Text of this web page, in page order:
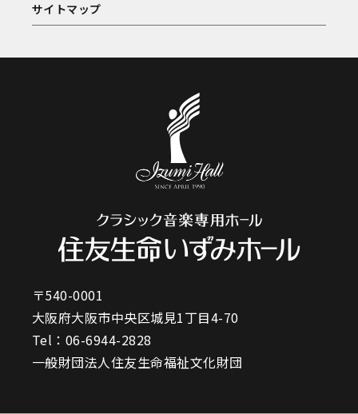
サイトマップ
〒540-0001
大阪府大阪市中央区城見1丁目4-70
Tel： 06-6944-2828
一般財団法人住友生命福祉文化財団